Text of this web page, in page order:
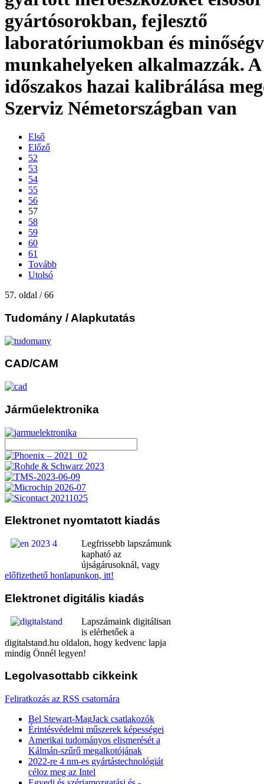
gyártósorokban, fejlesztő
laboratóriumokban és
munkahelyeken alkalmazzák.
időszakos hazai kalibrálása
Szerviz Németországban van
Első
Előző
52
53
54
55
56
57
58
59
60
61
Tovább
Utolsó
57. oldal / 66
Tudomány / Alapkutatás
CAD/CAM
Járműelektronika
Elektronet nyomtatott kiadás
Legfrissebb lapszámunk
kapható az
újságárusoknál, vagy
előfizethető honlapunkon, itt!
Elektronet digitális kiadás
Lapszámaink digitálisan
is elérhetőek a
digitalstand.hu oldalon, hogy kedvenc lapja
mindig Önnél legyen!
Legolvasottabb cikkeink
Feliratkozás az RSS csatornára
Bel Stewart-MagJack csatlakozók
Érintésvédelmi műszerek képességei
Amerikai tudományos elismerését a
Kálmán-szűrő megalkotójának
2022-re 4 nm-es gyártástechnológiát
céloz meg az Intel